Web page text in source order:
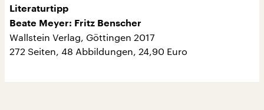
Literaturtipp
Beate Meyer: Fritz Benscher
Wallstein Verlag, Göttingen 2017
272 Seiten, 48 Abbildungen, 24,90 Euro